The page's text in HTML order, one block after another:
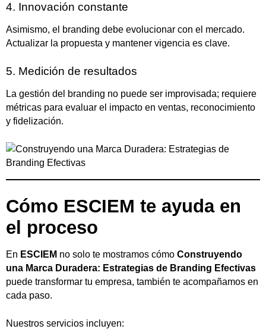
4. Innovación constante
Asimismo, el branding debe evolucionar con el mercado.
Actualizar la propuesta y mantener vigencia es clave.
5. Medición de resultados
La gestión del branding no puede ser improvisada; requiere
métricas para evaluar el impacto en ventas, reconocimiento
y fidelización.
Cómo ESCIEM te ayuda en
el proceso
En ESCIEM no solo te mostramos cómo Construyendo
una Marca Duradera: Estrategias de Branding Efectivas
puede transformar tu empresa, también te acompañamos en
cada paso.
Nuestros servicios incluyen: